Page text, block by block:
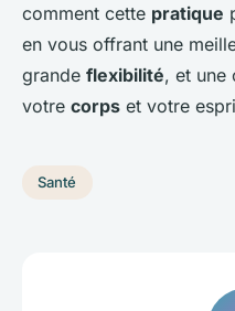
comment cette pratique
en vous offrant une
grande flexibilité, et une
votre corps et votre
Santé